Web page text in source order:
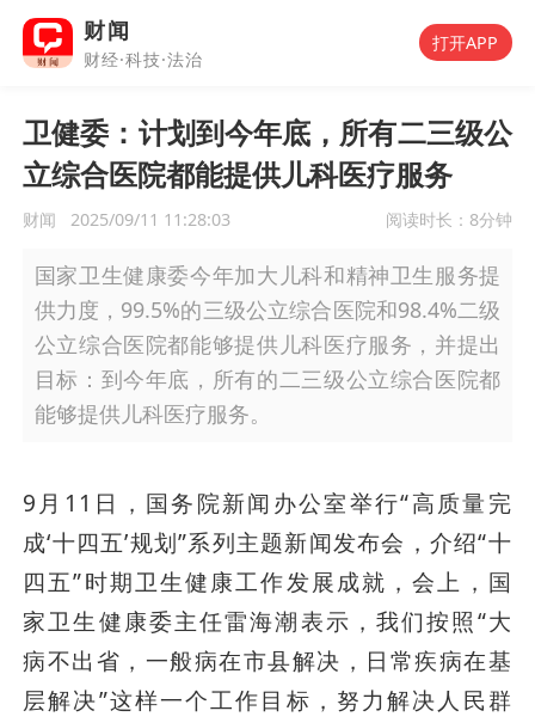
财闻
财经·科技·法治
打开APP
卫健委：计划到今年底，所有二三级公
立综合医院都能提供儿科医疗服务
财闻 2025/09/11 11:28:03 阅读时长： 8分钟
国家卫生健康委今年加大儿科和精神卫生服务提
供力度，99.5%的三级公立综合医院和98.4%二级
公立综合医院都能够提供儿科医疗服务，并提出
目标：到今年底，所有的二三级公立综合医院都
能够提供儿科医疗服务。
9月11日，国务院新闻办公室举行“高质量完
成‘十四五’规划”系列主题新闻发布会，介绍“十
四五”时期卫生健康工作发展成就，会上，国
家卫生健康委主任雷海潮表示，我们按照“大
病不出省，一般病在市县解决，日常疾病在基
层解决”这样一个工作目标，努力解决人民群